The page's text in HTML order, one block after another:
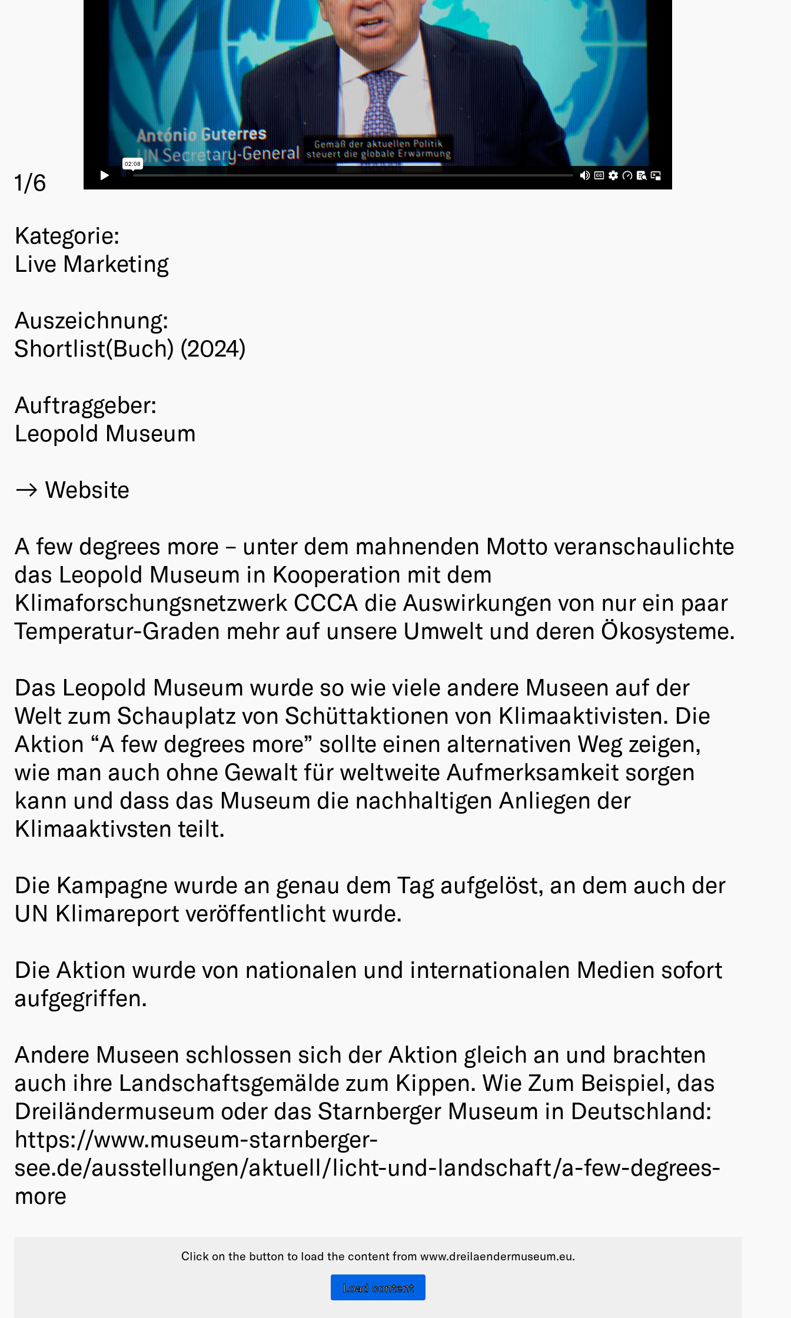
1/6
Kategorie:
Live Marketing
Auszeichnung:
Shortlist(Buch) (2024)
Auftraggeber:
Leopold Museum
Website
A few degrees more – unter dem mahnenden Motto veranschaulichte
das Leopold Museum in Kooperation mit dem
Klimaforschungsnetzwerk CCCA die Auswirkungen von nur ein paar
Temperatur-Graden mehr auf unsere Umwelt und deren Ökosysteme.
Das Leopold Museum wurde so wie viele andere Museen auf der
Welt zum Schauplatz von Schüttaktionen von Klimaaktivisten. Die
Aktion “A few degrees more” sollte einen alternativen Weg zeigen,
wie man auch ohne Gewalt für weltweite Aufmerksamkeit sorgen
kann und dass das Museum die nachhaltigen Anliegen der
Klimaaktivsten teilt.
Die Kampagne wurde an genau dem Tag aufgelöst, an dem auch der
UN Klimareport veröffentlicht wurde.
Die Aktion wurde von nationalen und internationalen Medien sofort
aufgegriffen.
Andere Museen schlossen sich der Aktion gleich an und brachten
auch ihre Landschaftsgemälde zum Kippen. Wie Zum Beispiel, das
Dreiländermuseum oder das Starnberger Museum in Deutschland:
https://www.museum-starnberger-
see.de/ausstellungen/aktuell/licht-und-landschaft/a-few-degrees-
more
Click on the button to load the content from www.dreilaendermuseum.eu.
Load content